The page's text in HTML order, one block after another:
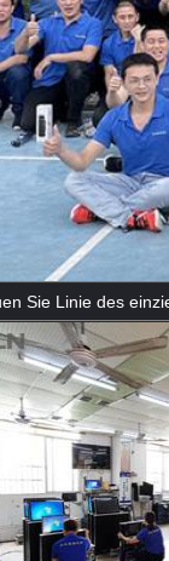
Sie Linie des